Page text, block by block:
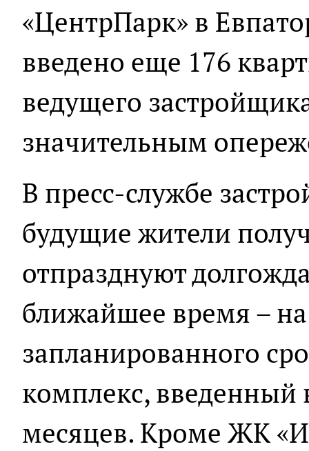
«ЦентрПарк» в
введено еще 176
ведущего
значительным
В пресс-службе
будущие жители
отпразднуют
ближайшее время –
запланированного
комплекс, введенный
месяцев. Кроме ЖК